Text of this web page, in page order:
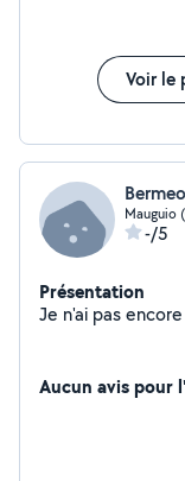
Voir le
Mauguio
-/5
Présentation
Aucun avis pour